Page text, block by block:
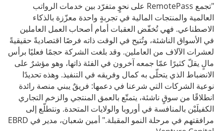
"تجمع RemotePass على نحوٍ متفرّد بين خدمات الرواتب
العالمية والمنتجات المالية في تجربةٍ واحدة معزّزة بالذكاء
الاصطناعي. فهي تُخفّض العقبات أمام أصحاب العمل العاملين
في الأسواق الناشئة، وتُتيح في الوقت ذاته فرصًا اقتصاديةً حقيقيةً
لعشرات الآلاف من العاملين. وقد بلغت الشركة حجمًا فعليًا برأس
مالٍ يقلّ كثيرًا عمّا جمعه آخرون في الفئة ذاتها، وهو مؤشرٌ على
الانضباط الذي يتحلّى به كمال وفريقه في التنفيذ. وهذه تحديدًا
نوعية الشركات التي شرعنا في دعمها: فريقٌ يبني منصة رائدة
انطلاقًا من سوقٍ ناشئة، يتمتّع بالعمق المنتجي والزخم التجاري
الكفيلَيْن بالمنافسة في أوروبا والولايات المتحدة. ونتطلّع إلى
مرافقتهم في مرحلة النمو المقبلة." أمين شعبان، مدير في EBRD